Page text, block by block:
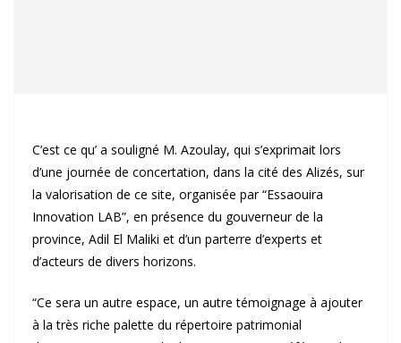
C’est ce qu’ a souligné M. Azoulay, qui s’exprimait lors
d’une journée de concertation, dans la cité des Alizés, sur
la valorisation de ce site, organisée par “Essaouira
Innovation LAB”, en présence du gouverneur de la
province, Adil El Maliki et d’un parterre d’experts et
d’acteurs de divers horizons.
“Ce sera un autre espace, un autre témoignage à ajouter
à la très riche palette du répertoire patrimonial